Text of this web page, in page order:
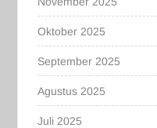
Oktober 2025
September 2025
Agustus 2025
Juli 2025